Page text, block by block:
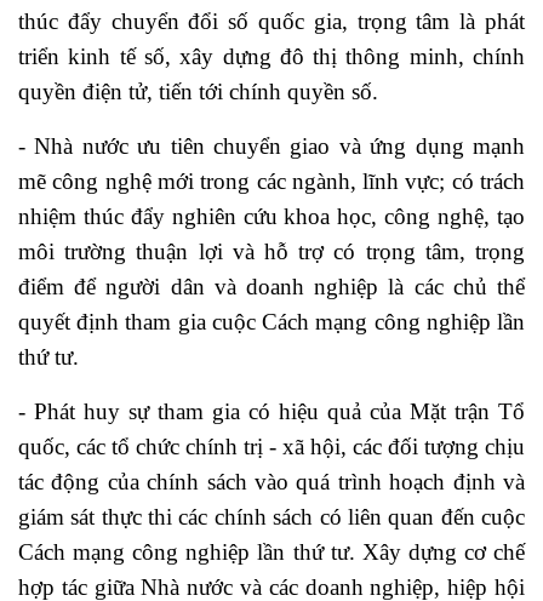
thúc đẩy chuyển đổi số quốc gia, trọng tâm là phát
triển kinh tế số, xây dựng đô thị thông minh, chính
quyền điện tử, tiến tới chính quyền số.
- Nhà nước ưu tiên chuyển giao và ứng dụng mạnh
mẽ công nghệ mới trong các ngành, lĩnh vực; có trách
nhiệm thúc đẩy nghiên cứu khoa học, công nghệ, tạo
môi trường thuận lợi và hỗ trợ có trọng tâm, trọng
điểm để người dân và doanh nghiệp là các chủ thể
quyết định tham gia cuộc Cách mạng công nghiệp lần
thứ tư.
- Phát huy sự tham gia có hiệu quả của Mặt trận Tổ
quốc, các tổ chức chính trị - xã hội, các đối tượng chịu
tác động của chính sách vào quá trình hoạch định và
giám sát thực thi các chính sách có liên quan đến cuộc
Cách mạng công nghiệp lần thứ tư. Xây dựng cơ chế
hợp tác giữa Nhà nước và các doanh nghiệp, hiệp hội